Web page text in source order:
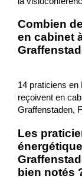
Combien
en cabinet
14 praticiens en
reçoivent en
Graffenstaden,
Les
bien notés